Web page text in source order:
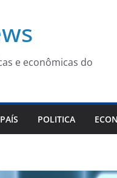
e econômicas do
PAÍS POLITICA